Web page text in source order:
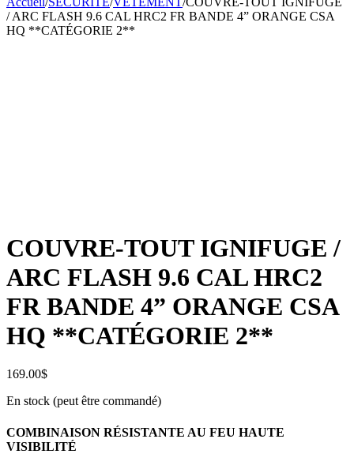
/ ARC FLASH 9.6 CAL HRC2 FR BANDE 4” ORANGE CSA
HQ **CATÉGORIE 2**
COUVRE-TOUT IGNIFUGE /
ARC FLASH 9.6 CAL HRC2
FR BANDE 4” ORANGE CSA
HQ **CATÉGORIE 2**
169.00$
En stock (peut être commandé)
COMBINAISON RÉSISTANTE AU FEU HAUTE
VISIBILITÉ